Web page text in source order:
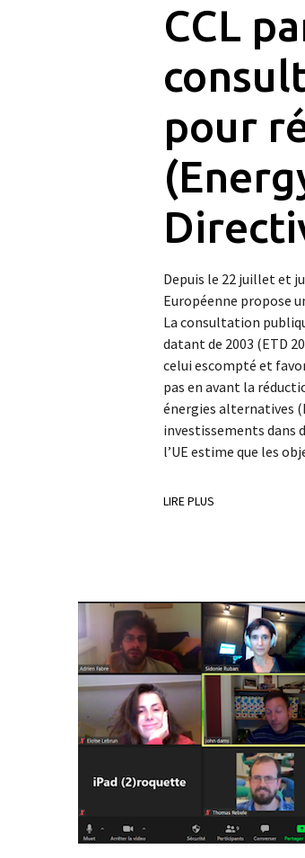
CCL
pour
Depuis le 22 juillet et
Européenne propose
La consultation
datant de 2003 (ETD
celui escompté et
pas en avant la
énergies alternatives
investissements dans
l’UE estime que les
LIRE PLUS